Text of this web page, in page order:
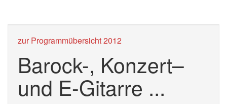
zur Programmübersicht 2012
Barock-, Konzert–
und E-Gitarre ...